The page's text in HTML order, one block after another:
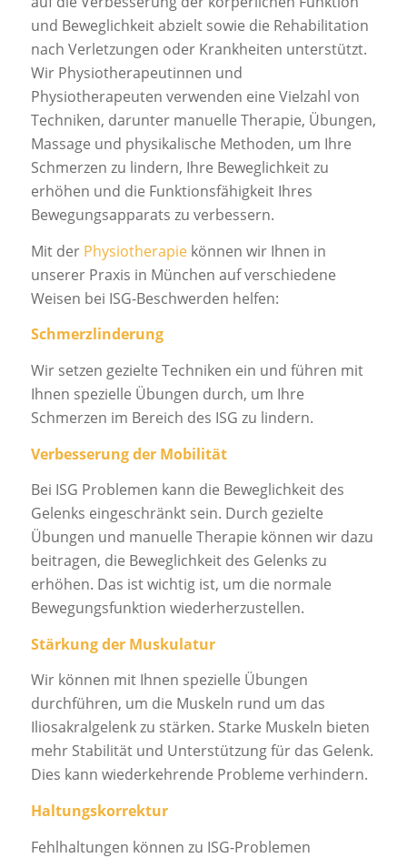
und Beweglichkeit abzielt sowie die Rehabilitation
nach Verletzungen oder Krankheiten unterstützt.
Wir Physiotherapeutinnen und
Physiotherapeuten verwenden eine Vielzahl von
Techniken, darunter manuelle Therapie, Übungen,
Massage und physikalische Methoden, um Ihre
Schmerzen zu lindern, Ihre Beweglichkeit zu
erhöhen und die Funktionsfähigkeit Ihres
Bewegungsapparats zu verbessern.
Mit der Physiotherapiekönnen wir Ihnen in
unserer Praxis in München auf verschiedene
Weisen bei ISG-Beschwerden helfen:
Schmerzlinderung
Wir setzen gezielte Techniken ein und führen mit
Ihnen spezielle Übungen durch, um Ihre
Schmerzen im Bereich des ISG zu lindern.
Verbesserung der Mobilität
Bei ISG Problemen kann die Beweglichkeit des
Gelenks eingeschränkt sein. Durch gezielte
Übungen und manuelle Therapie können wir dazu
beitragen, die Beweglichkeit des Gelenks zu
erhöhen. Das ist wichtig ist, um die normale
Bewegungsfunktion wiederherzustellen.
Stärkung der Muskulatur
Wir können mit Ihnen spezielle Übungen
durchführen, um die Muskeln rund um das
Iliosakralgelenk zu stärken. Starke Muskeln bieten
mehr Stabilität und Unterstützung für das Gelenk.
Dies kann wiederkehrende Probleme verhindern.
Haltungskorrektur
Fehlhaltungen können zu ISG-Problemen